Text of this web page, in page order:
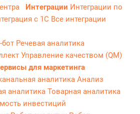
Интеграции Интеграции по
с 1С Все интеграции
бот Речевая аналитика
Управление качеством (QM)
для маркетинга
аналитика Анализ
аналитика Товарная аналитика
инвестиций